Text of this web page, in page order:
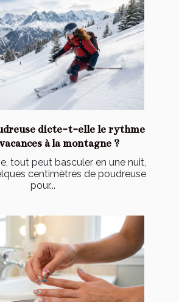
dicte-t-elle le rythme
à la montagne ?
tout peut basculer en une nuit,
centimètres de poudreuse
pour...